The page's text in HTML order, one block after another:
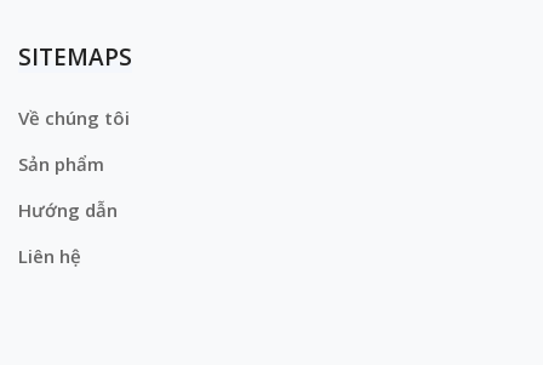
SITEMAPS
Về chúng tôi
Sản phẩm
Hướng dẫn
Liên hệ